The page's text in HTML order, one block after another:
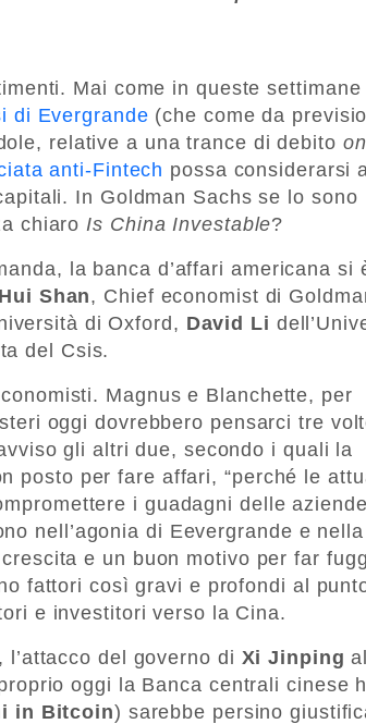
Mai come in queste settimane
di Evergrande (che come da
relative a una trance di debito
anti-Fintech possa considerarsi
In Goldman Sachs se lo sono
chiaro Is China Investable?
la banca d’affari americana si
Hui Shan, Chief economist di
di Oxford, David Li
del Csis.
Magnus e Blanchette, per
oggi dovrebbero pensarci tre
gli altri due, secondo i quali la
posto per fare affari, “perché le
i guadagni delle
nell’agonia di Eevergrande e nella
e un buon motivo per far
fattori così gravi e profondi al
e investitori verso la Cina.
del governo di Xi Jinping
oggi la Banca centrali cinese
in Bitcoin) sarebbe persino